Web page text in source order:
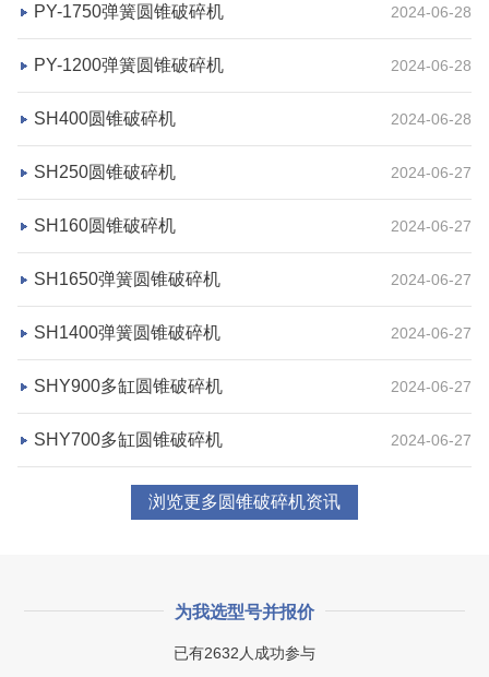
湖北省荆州市鼎盛矿业时产2000吨高钙石破碎生产
线
项目坐标
湖北省荆州市
设计产能
项目业主
咨询该项目执行经理
PY-1750弹簧圆锥破碎机 2024-06-28
PY-1200弹簧圆锥破碎机 2024-06-28
SH400圆锥破碎机 2024-06-28
SH250圆锥破碎机 2024-06-27
SH160圆锥破碎机 2024-06-27
SH1650弹簧圆锥破碎机 2024-06-27
SH1400弹簧圆锥破碎机 2024-06-27
SHY900多缸圆锥破碎机 2024-06-27
SHY700多缸圆锥破碎机 2024-06-27
浏览更多圆锥破碎机资讯
为我选型号并报价
已有2632人成功参与